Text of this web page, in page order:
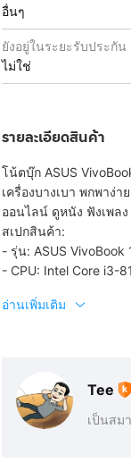
อื่นๆ
ยังอยู่ในระยะรับประกัน
ไม่ใช่
รายละเอียดสินค้า
โน้ตบุ๊ก ASUS
เครื่องบางเบา พกพาง่
ออนไลน์ ดูหนัง ฟังเพล
สเปกสินค้า:
- รุ่น: ASUS VivoBook
- CPU: Intel Core i3-
อ่านเพิ่มเติม
Tee
เป็นสม